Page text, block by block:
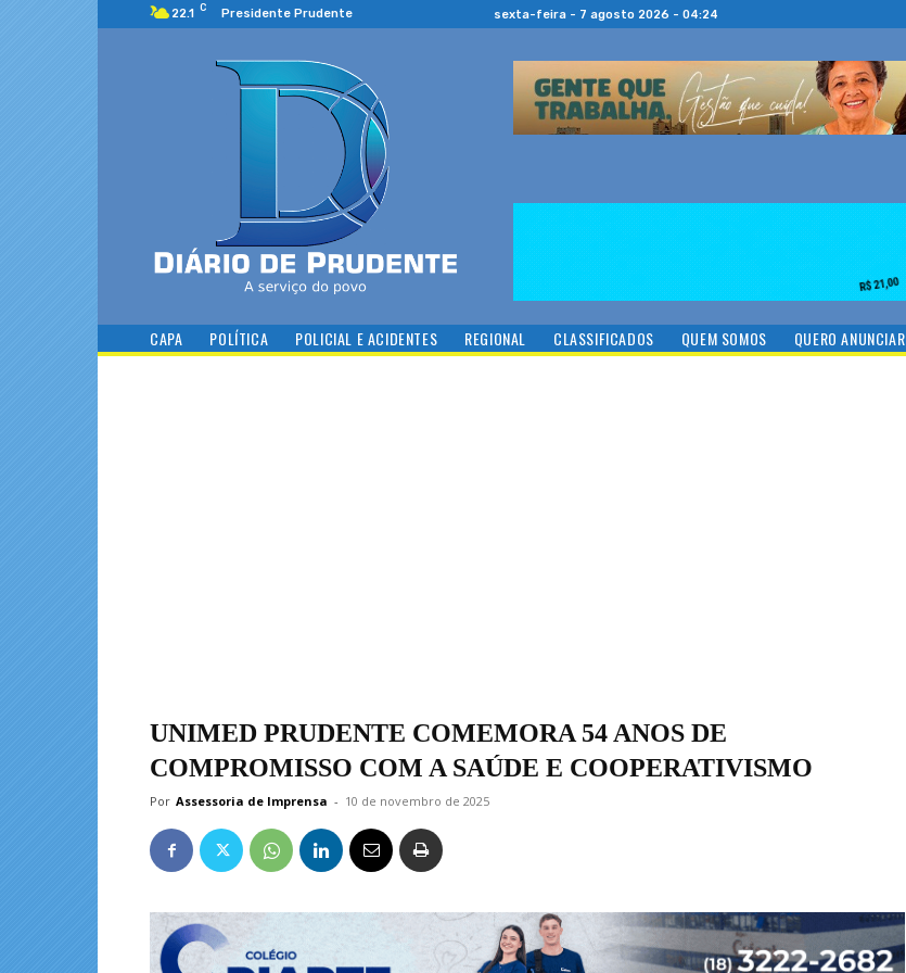
22.1 C Presidente Prudente sexta-feira - 7 agosto 2026 - 04:24
CAPA POLÍTICA POLICIAL E ACIDENTES REGIONAL CLASSIFICADOS QUEM SOMOS QUERO ANUNCIAR
UNIMED PRUDENTE COMEMORA 54 ANOS DE
COMPROMISSO COM A SAÚDE E COOPERATIVISMO
Por Assessoria de Imprensa - 10 de novembro de 2025